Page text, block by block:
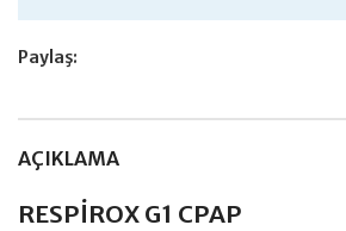
Paylaş:
AÇIKLAMA
RESPİROX G1 CPAP